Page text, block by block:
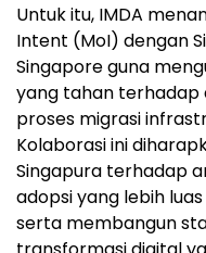
Untuk itu, IMDA
Intent (MoI) dengan
Singapore guna
yang tahan
proses migrasi
Kolaborasi ini
Singapura terhadap
adopsi yang lebih
serta membangun